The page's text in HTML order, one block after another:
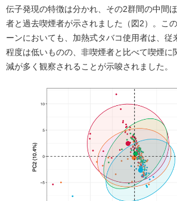
伝子発現の特徴は分かれ、その2群間の中間
者と過去喫煙者が示されました（図2）。こ
ーンにおいても、加熱式タバコ使用者は、従
程度は低いものの、非喫煙者と比べて喫煙に
減が多く観察されることが示唆されました。